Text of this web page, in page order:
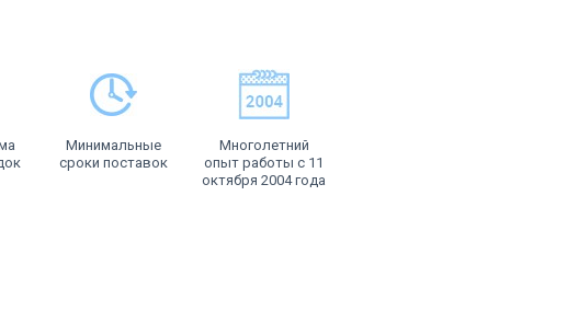
Минимальные
сроки поставок
Многолетний
опыт работы с 11
октября 2004 года